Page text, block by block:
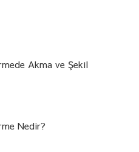
Akma ve Şekil
Nedir?